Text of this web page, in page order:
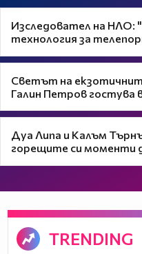
Изследовател на
технология за
Светът на
Галин Петров гостува
Дуа Липа и Калъм
горещите си моменти
TRENDING